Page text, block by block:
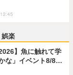
娯楽
】魚に触れて学
な」イベント8/8…